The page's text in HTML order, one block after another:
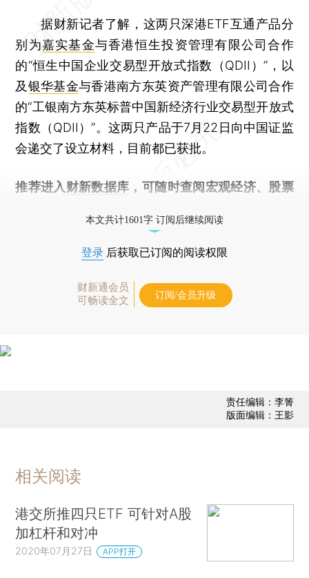
据财新记者了解，这两只深港ETF互通产品分
别为嘉实基金与香港恒生投资管理有限公司合作
的“恒生中国企业交易型开放式指数（QDII）”，以
及银华基金与香港南方东英资产管理有限公司合作
的“工银南方东英标普中国新经济行业交易型开放式
指数（QDII）”。这两只产品于7月22日向中国证监
会递交了设立材料，目前都已获批。
推荐进入 财新数据库 ，可随时查阅宏观经济、股票
本文共计1601字 订阅后继续阅读
登录 后获取已订阅的阅读权限
财新通会员
可畅读全文
订阅/会员升级
责任编辑：李箐
版面编辑：王影
相关阅读
港交所推四只ETF 可针对A股
加杠杆和对冲
2020年07月27日 APP打开